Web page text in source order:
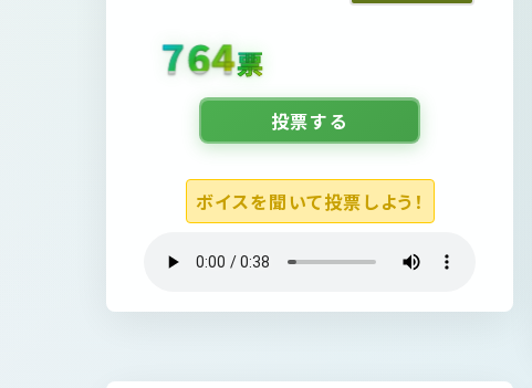
1487票
投票する
ボイスを聞いて投票しよう！